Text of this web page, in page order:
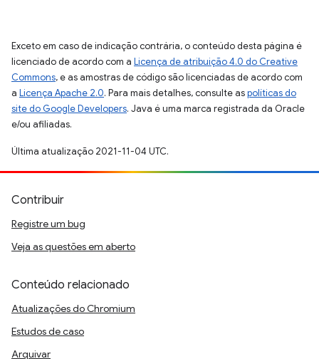
Exceto em caso de indicação contrária, o conteúdo desta página é
licenciado de acordo com a Licença de atribuição 4.0 do Creative
Commons, e as amostras de código são licenciadas de acordo com
a Licença Apache 2.0. Para mais detalhes, consulte aspolíticas do
site do Google Developers. Java é uma marca registrada da Oracle
e/ou afiliadas.
Última atualização 2021-11-04 UTC.
Contribuir
Registre um bug
Veja as questões em aberto
Conteúdo relacionado
Atualizações do Chromium
Estudos de caso
Arquivar